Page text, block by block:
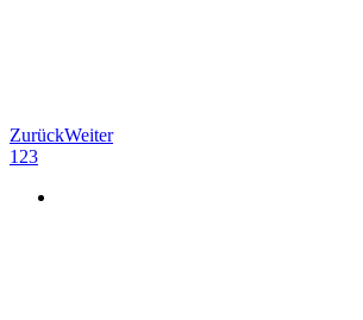
ZurückWeiter
123